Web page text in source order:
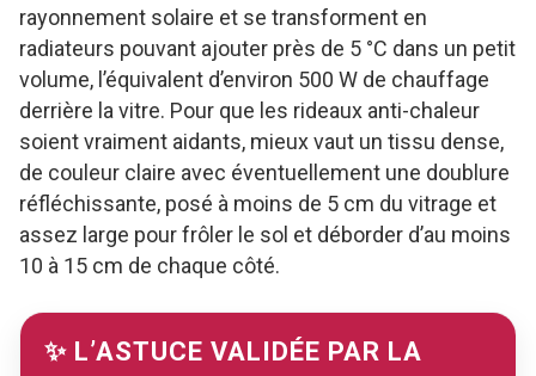
rayonnement solaire et se transforment en
radiateurs pouvant ajouter près de 5 °C dans un petit
volume, l’équivalent d’environ 500 W de chauffage
derrière la vitre. Pour que les rideaux anti-chaleur
soient vraiment aidants, mieux vaut un tissu dense,
de couleur claire avec éventuellement une doublure
réfléchissante, posé à moins de 5 cm du vitrage et
assez large pour frôler le sol et déborder d’au moins
10 à 15 cm de chaque côté.
✨ L’ASTUCE VALIDÉE PAR LA